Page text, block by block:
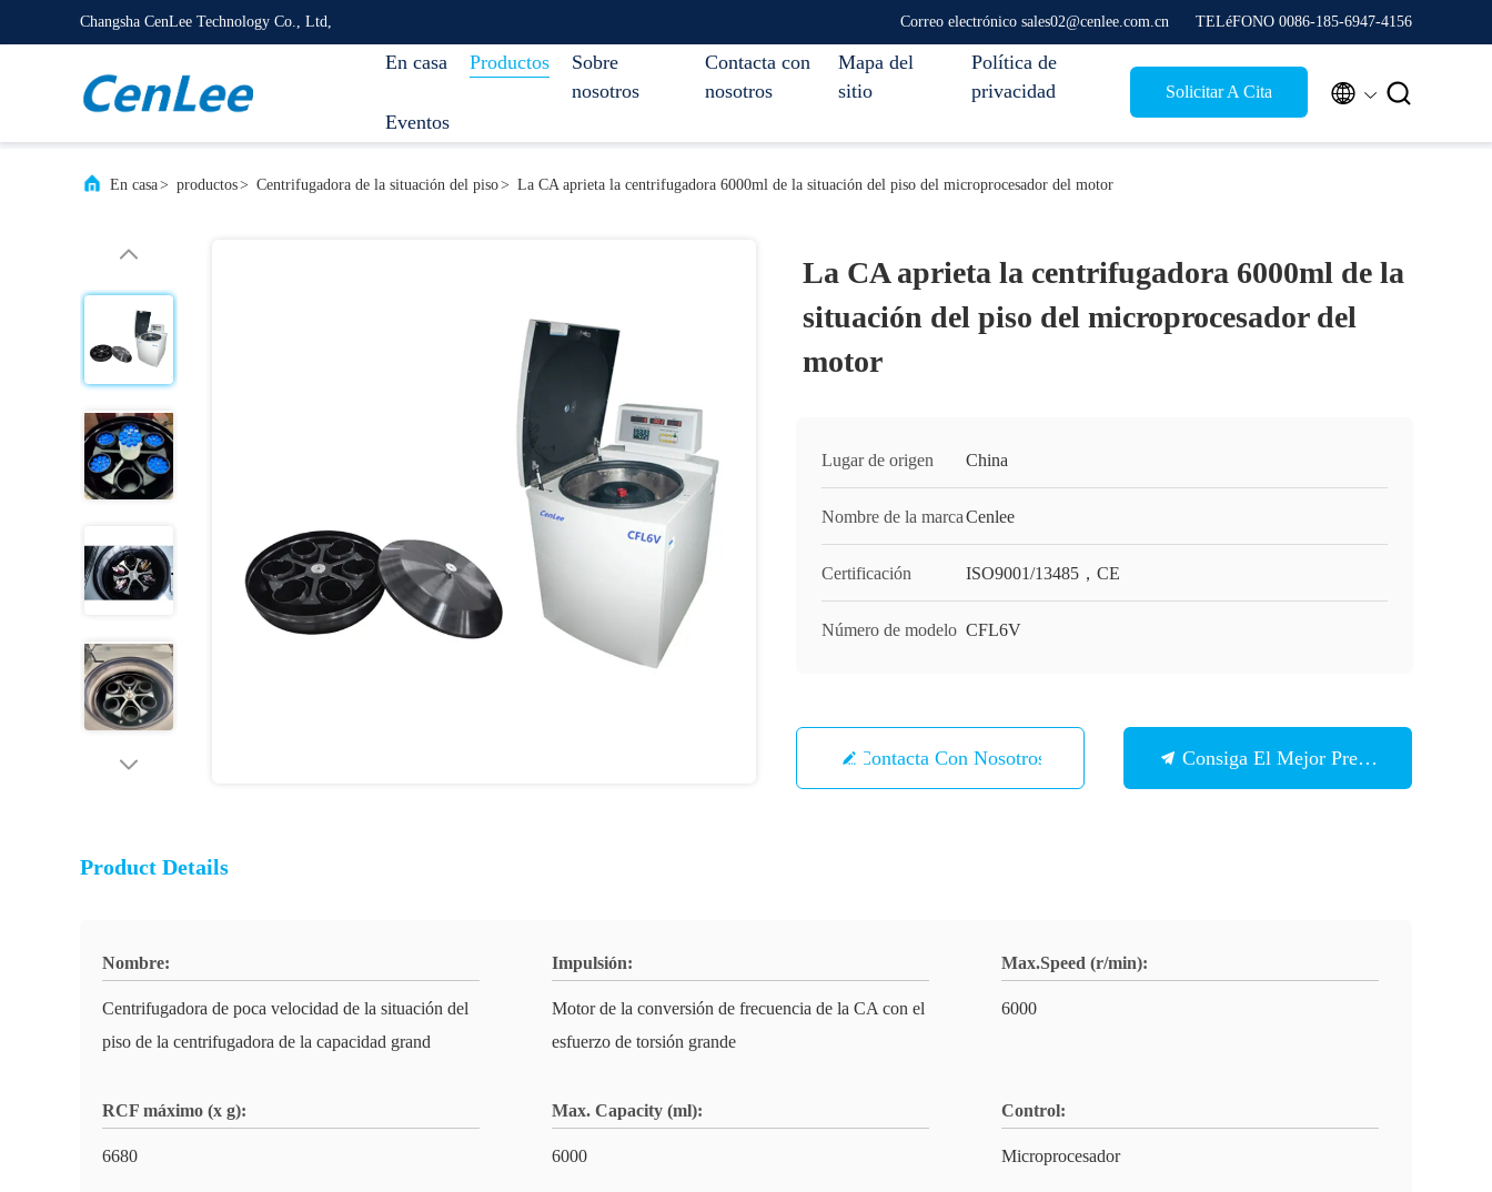
Changsha CenLee Technology Co., Ltd, Correo electrónico sales02@cenlee.com.cn TELéFONO 0086-185-6947-4156
En casa Productos
Sobre
nosotros
Contacta con
nosotros
Mapa del
sitio
Política de
privacidad
Eventos
Solicitar A Cita  
En casa> productos> Centrifugadora de la situación del piso> La CA aprieta la centrifugadora 6000ml de la situación del piso del microprocesador del motor
La CA aprieta la centrifugadora 6000ml de la
situación del piso del microprocesador del
motor
Lugar de origen China
Nombre de la marcaCenlee
Certificación ISO9001/13485，CE
Número de modelo CFL6V
Contacta Con Nosotros Consiga El Mejor Precio
Product Details
Nombre:
Centrifugadora de poca velocidad de la situación del
piso de la centrifugadora de la capacidad grand
Impulsión:
Motor de la conversión de frecuencia de la CA con el
esfuerzo de torsión grande
Max.Speed (r/min):
6000
RCF máximo (x g):
6680
Max. Capacity (ml):
6000
Control:
Microprocesador